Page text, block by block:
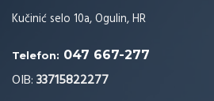
Kučinić selo 10a, Ogulin, HR
Telefon: 047 667-277
OIB:33715822277